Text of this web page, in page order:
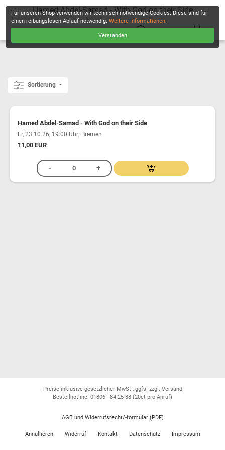
Hamed Abdel-Samad - With God on their Side
Sortierung
Hamed Abdel-Samad - With God on their Side
Fr, 23.10.26, 19:00 Uhr, Bremen
11,00 EUR
Für unseren Shop verwenden wir technisch notwendige Cookies. Diese sind für
einen reibungslosen Ablauf notwendig.Weitere Informationen.
Verstanden
Preise inklusive gesetzlicher MwSt., ggfs. zzgl. Versand
Bestellhotline: 01806 - 84 25 38 (20ct pro Anruf)
AGB und Widerrufsrecht/-formular (PDF)
Annullieren Widerruf Kontakt Datenschutz Impressum